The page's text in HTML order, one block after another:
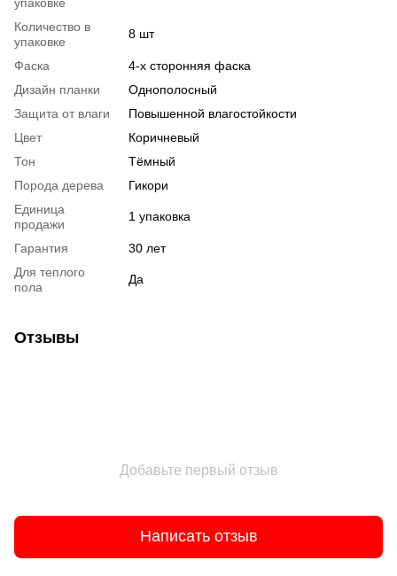
Количество в
упаковке
8 шт
Фаска
4-х сторонняя фаска
Дизайн планки
Однополосный
Защита от влаги
Повышенной влагостойкости
Цвет
Коричневый
Тон
Тёмный
Порода дерева
Гикори
Единица
продажи
1 упаковка
Гарантия
30 лет
Для теплого
пола
Да
Отзывы
Добавьте первый отзыв
Написать отзыв